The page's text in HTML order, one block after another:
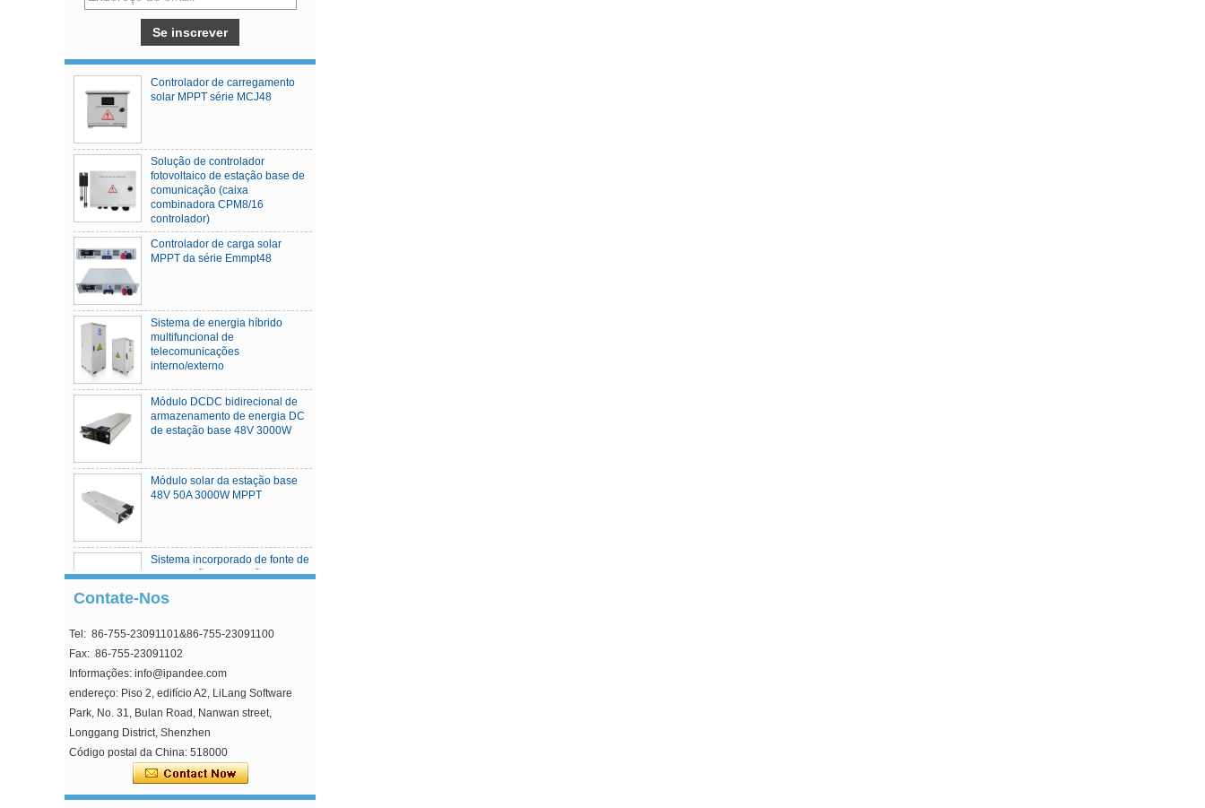
Controlador de carregamento
solar MPPT série MCJ48
Solução de controlador
fotovoltaico de estação base de
comunicação (caixa
combinadora CPM8/16
controlador)
Controlador de carga solar
MPPT da série Emmpt48
Sistema de energia híbrido
multifuncional de
telecomunicações
interno/externo
Módulo DCDC bidirecional de
armazenamento de energia DC
de estação base 48V 3000W
Módulo solar da estação base
48V 50A 3000W MPPT
Sistema incorporado de fonte de
alimentação de estação base de
Controlador de carga solar
MPPT
Contate-Nos
Tel: 86-755-23091101&86-755-23091100
Fax: 86-755-23091102
Informações: info@ipandee.com
endereço: Piso 2, edifício A2, LiLang Software
Park, No. 31, Bulan Road, Nanwan street,
Longgang District, Shenzhen
Código postal da China: 518000
Por que a tensão de partida do inversor é
maior que a tensão mínima?